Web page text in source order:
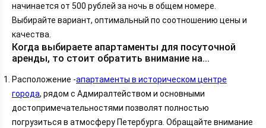
начинается от 500 рублей за ночь в общем номере.
Выбирайте вариант, оптимальный по соотношению цены и
качества.
Когда выбираете апартаменты для посуточной
аренды, то стоит обратить внимание на...
Расположение -апартаменты в историческом центре
города, рядом с Адмиралтейством и основными
достопримечательностями позволят полностью
погрузиться в атмосферу Петербурга. Обращайте внимание